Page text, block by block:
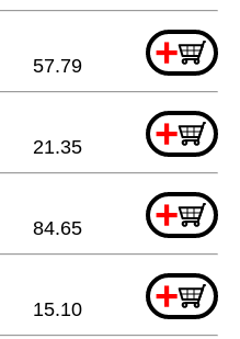
+
57.79
+
21.35
+
84.65
+
15.10